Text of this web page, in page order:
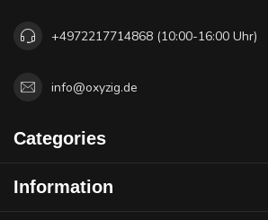
+4972217714868 (10:00-16:00 Uhr)
info@oxyzig.de
Categories
Information